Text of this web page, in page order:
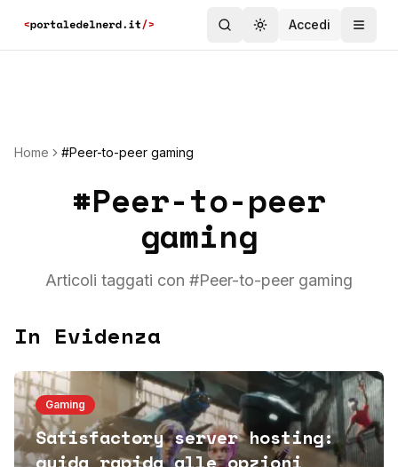
Toggle theme
Accedi
Home #Peer-to-peer gaming
#Peer-to-peer
gaming
Articoli taggati con #Peer-to-peer gaming
In Evidenza
Gaming
Satisfactory server hosting: